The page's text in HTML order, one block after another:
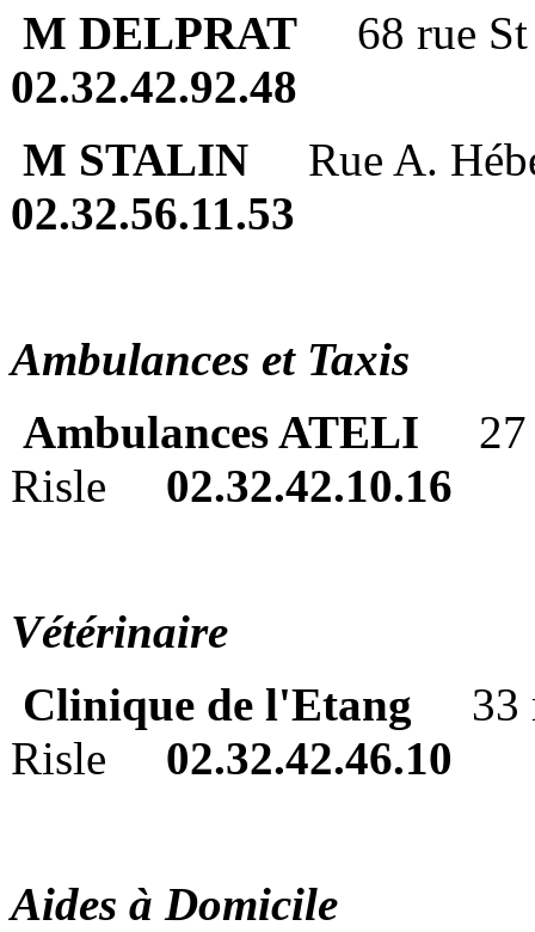
M DELPRAT 68 rue
02.32.42.92.48
M STALIN Rue A.
02.32.56.11.53
Ambulances et Taxis
Ambulances ATELI
Risle 02.32.42.10.16
Vétérinaire
Clinique de l'Etang 33
Risle 02.32.42.46.10
Aides à Domicile